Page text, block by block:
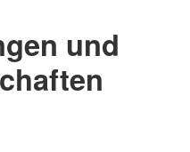
und